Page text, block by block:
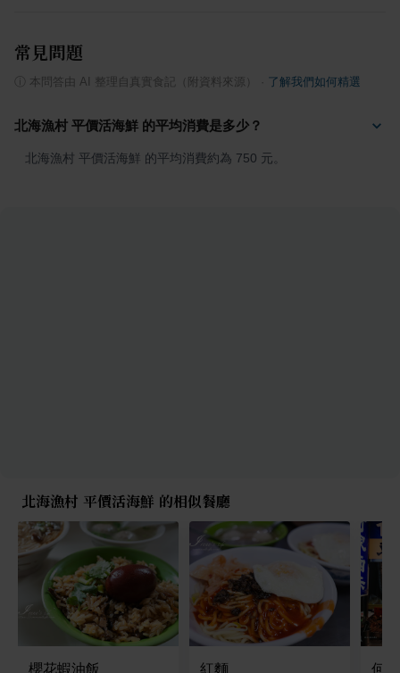
常見問題
本問答由 AI 整理自真實食記（附資料來源） 了解我們如何精選
北海漁村 平價活海鮮 的平均消費是多少？
北海漁村 平價活海鮮 的平均消費約為 750 元。
北海漁村 平價活海鮮 的相似餐廳
櫻花蝦油飯 紅麵 何